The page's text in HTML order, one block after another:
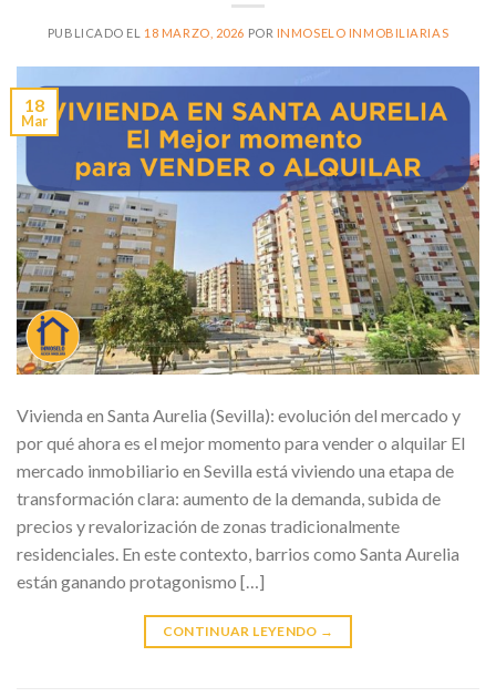
PUBLICADO EL 18 MARZO, 2026 POR INMOSELO INMOBILIARIAS
18
Mar
Vivienda en Santa Aurelia (Sevilla): evolución del mercado y
por qué ahora es el mejor momento para vender o alquilar El
mercado inmobiliario en Sevilla está viviendo una etapa de
transformación clara: aumento de la demanda, subida de
precios y revalorización de zonas tradicionalmente
residenciales. En este contexto, barrios como Santa Aurelia
están ganando protagonismo […]
CONTINUAR LEYENDO →